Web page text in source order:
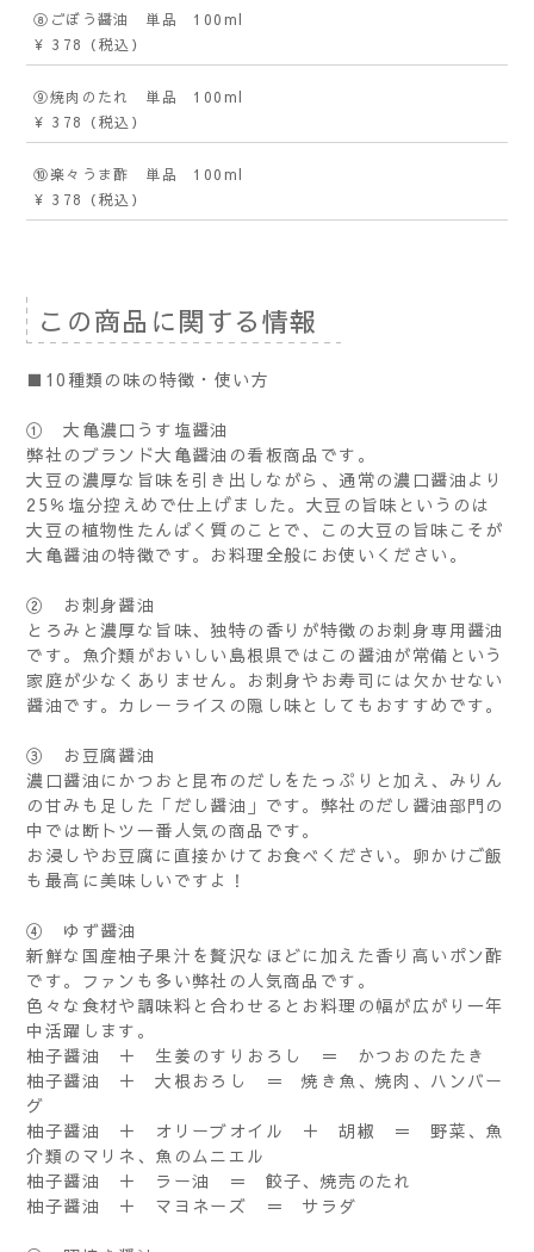
⑧ごぼう醤油 単品 100ml
¥ 378
（税込）
⑨焼肉のたれ 単品 100ml
¥ 378
（税込）
⑩楽々うま酢 単品 100ml
¥ 378
（税込）
この商品に関する情報
■10種類の味の特徴・使い方
① 大亀濃口うす塩醤油
弊社のブランド大亀醤油の看板商品です。
大豆の濃厚な旨味を引き出しながら、通常の濃口醤油より
25％塩分控えめで仕上げました。大豆の旨味というのは
大豆の植物性たんぱく質のことで、この大豆の旨味こそが
大亀醤油の特徴です。お料理全般にお使いください。
② お刺身醤油
とろみと濃厚な旨味、独特の香りが特徴のお刺身専用醤油
です。魚介類がおいしい島根県ではこの醤油が常備という
家庭が少なくありません。お刺身やお寿司には欠かせない
醤油です。カレーライスの隠し味としてもおすすめです。
③ お豆腐醤油
濃口醤油にかつおと昆布のだしをたっぷりと加え、みりん
の甘みも足した「だし醤油」です。弊社のだし醤油部門の
中では断トツ一番人気の商品です。
お浸しやお豆腐に直接かけてお食べください。卵かけご飯
も最高に美味しいですよ！
④ ゆず醤油
新鮮な国産柚子果汁を贅沢なほどに加えた香り高いポン酢
です。ファンも多い弊社の人気商品です。
色々な食材や調味料と合わせるとお料理の幅が広がり一年
中活躍します。
柚子醤油 ＋ 生姜のすりおろし ＝ かつおのたたき
柚子醤油 ＋ 大根おろし ＝ 焼き魚、焼肉、ハンバー
グ
柚子醤油 ＋ オリーブオイル ＋ 胡椒 ＝ 野菜、魚
介類のマリネ、魚のムニエル
柚子醤油 ＋ ラー油 ＝ 餃子、焼売のたれ
柚子醤油 ＋ マヨネーズ ＝ サラダ